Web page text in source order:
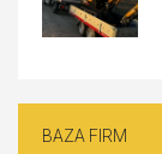
BAZA FIRM